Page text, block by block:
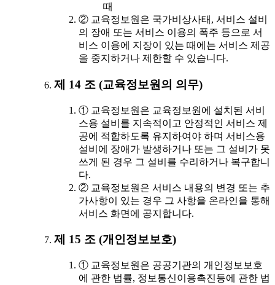
때
② 교육정보원은 국가비상사태, 서비스 설비
의 장애 또는 서비스 이용의 폭주 등으로 서
비스 이용에 지장이 있는 때에는 서비스 제공
을 중지하거나 제한할 수 있습니다.
제 14 조 (교육정보원의 의무)
① 교육정보원은 교육정보원에 설치된 서비
스용 설비를 지속적이고 안정적인 서비스 제
공에 적합하도록 유지하여야 하며 서비스용
설비에 장애가 발생하거나 또는 그 설비가 못
쓰게 된 경우 그 설비를 수리하거나 복구합니
다.
② 교육정보원은 서비스 내용의 변경 또는 추
가사항이 있는 경우 그 사항을 온라인을 통해
서비스 화면에 공지합니다.
제 15 조 (개인정보보호)
① 교육정보원은 공공기관의 개인정보보호
에 관한 법률, 정보통신이용촉진등에 관한 법